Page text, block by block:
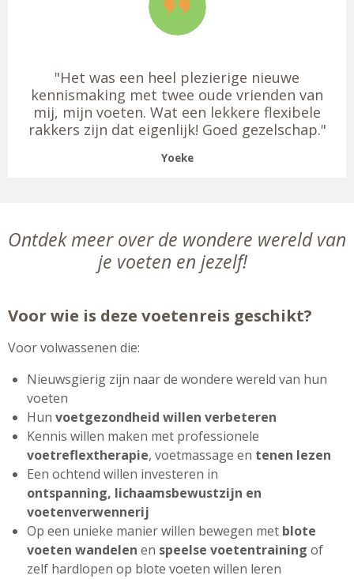
"Het was een heel plezierige nieuwe
kennismaking met twee oude vrienden van
mij, mijn voeten. Wat een lekkere flexibele
rakkers zijn dat eigenlijk! Goed gezelschap."
Yoeke
Ontdek meer over de wondere wereld van
je voeten en jezelf!
Voor wie is deze voetenreis geschikt?
Voor volwassenen die:
Nieuwsgierig zijn naar de wondere wereld van hun
voeten
Hun voetgezondheid willen verbeteren
Kennis willen maken met professionele
voetreflextherapie, voetmassage en tenen lezen
Een ochtend willen investeren in
ontspanning, lichaamsbewustzijn en
voetenverwennerij
Op een unieke manier willen bewegen met blote
voeten wandelen en speelse voetentraining of
zelf hardlopen op blote voeten willen leren